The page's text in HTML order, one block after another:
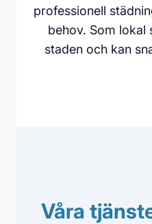
professionell
behov. Som lokal
staden och kan
Våra